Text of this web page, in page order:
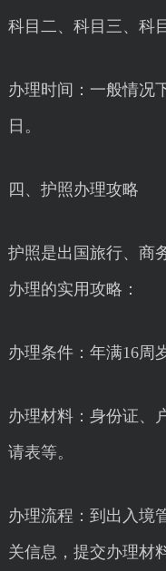
科目二、科目三、科
办理时间：一般情况
日。
四、护照办理攻略
护照是出国旅行、商
办理的实用攻略：
办理条件：年满16周
办理材料：身份证、
请表等。
办理流程：到出入境
关信息，提交办理材